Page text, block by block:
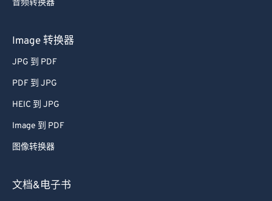
音频转换器
Image 转换器
JPG 到 PDF
PDF 到 JPG
HEIC 到 JPG
Image 到 PDF
图像转换器
文档&电子书